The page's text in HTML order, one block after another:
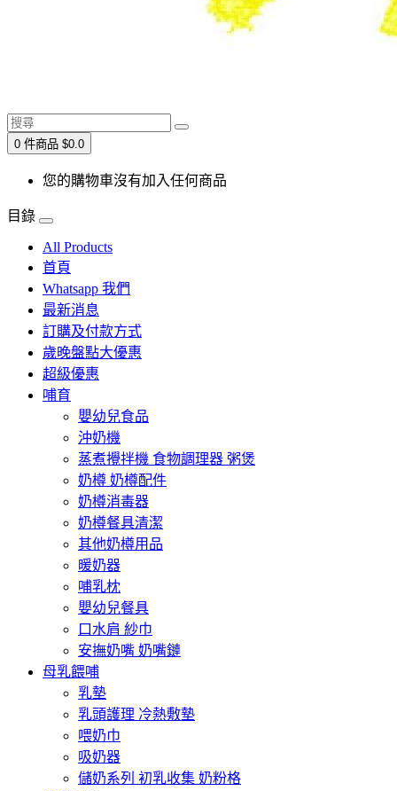
0 件商品 $0.0
您的購物車沒有加入任何商品
目錄
All Products
首頁
Whatsapp 我們
最新消息
訂購及付款方式
歲晚盤點大優惠
超級優惠
哺育
嬰幼兒食品
沖奶機
蒸煮攪拌機 食物調理器 粥煲
奶樽 奶樽配件
奶樽消毒器
奶樽餐具清潔
其他奶樽用品
暖奶器
哺乳枕
嬰幼兒餐具
口水肩 紗巾
安撫奶嘴 奶嘴鏈
母乳餵哺
乳墊
乳頭護理 冷熱敷墊
喂奶巾
吸奶器
儲奶系列 初乳收集 奶粉格